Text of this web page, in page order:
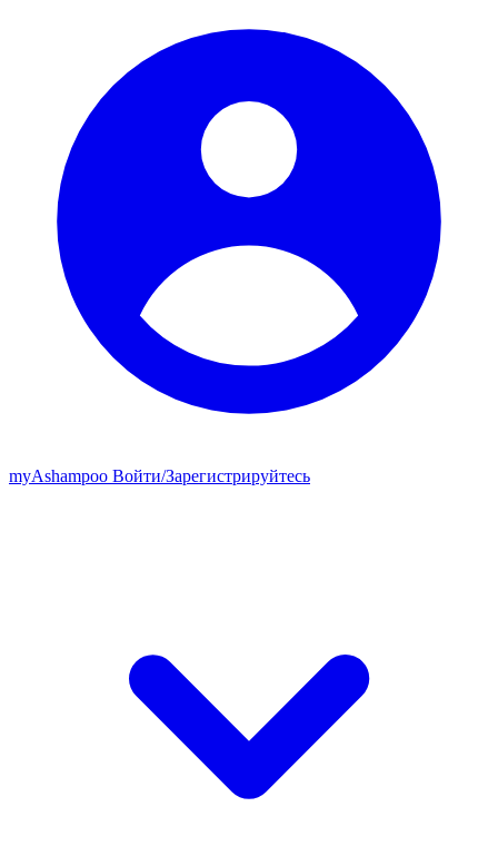
myAshampoo Войти/Зарегистрируйтесь